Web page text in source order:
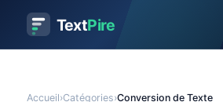
TextPire
Accueil›Catégories›Conversion de Texte